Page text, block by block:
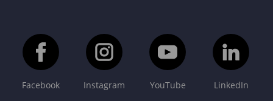
Facebook Instagram YouTube LinkedIn